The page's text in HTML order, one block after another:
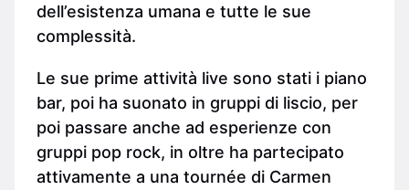
dell’esistenza umana e tutte le sue
complessità.
Le sue prime attività live sono stati i piano
bar, poi ha suonato in gruppi di liscio, per
poi passare anche ad esperienze con
gruppi pop rock, in oltre ha partecipato
attivamente a una tournée di Carmen